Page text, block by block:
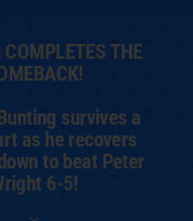
THE
survives a
as he recovers
to beat Peter
6-5!